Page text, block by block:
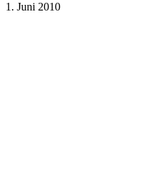
1. Juni 2010